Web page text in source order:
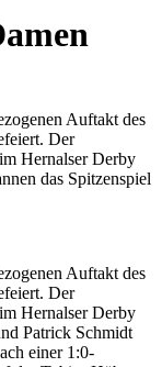
Auftakt des
Der
Hernalser Derby
das Spitzenspiel
Auftakt des
Der
Hernalser Derby
Patrick Schmidt
einer 1:0-